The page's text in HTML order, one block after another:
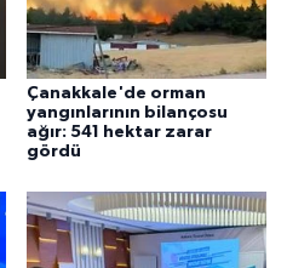
Çanakkale'de orman
yangınlarının bilançosu
ağır: 541 hektar zarar
gördü